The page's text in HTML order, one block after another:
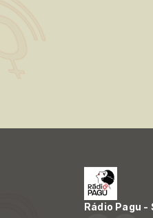
Rádio Pagu -